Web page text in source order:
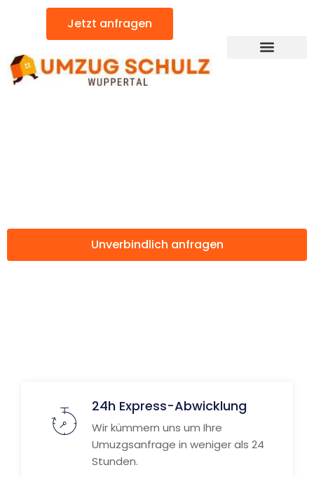
Jetzt anfragen
Unverbindlich anfragen
24h Express-Abwicklung
Wir kümmern uns um Ihre
Umuzgsanfrage in weniger als 24
Stunden.